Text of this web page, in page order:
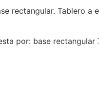
rectangular. Tablero a
por: base